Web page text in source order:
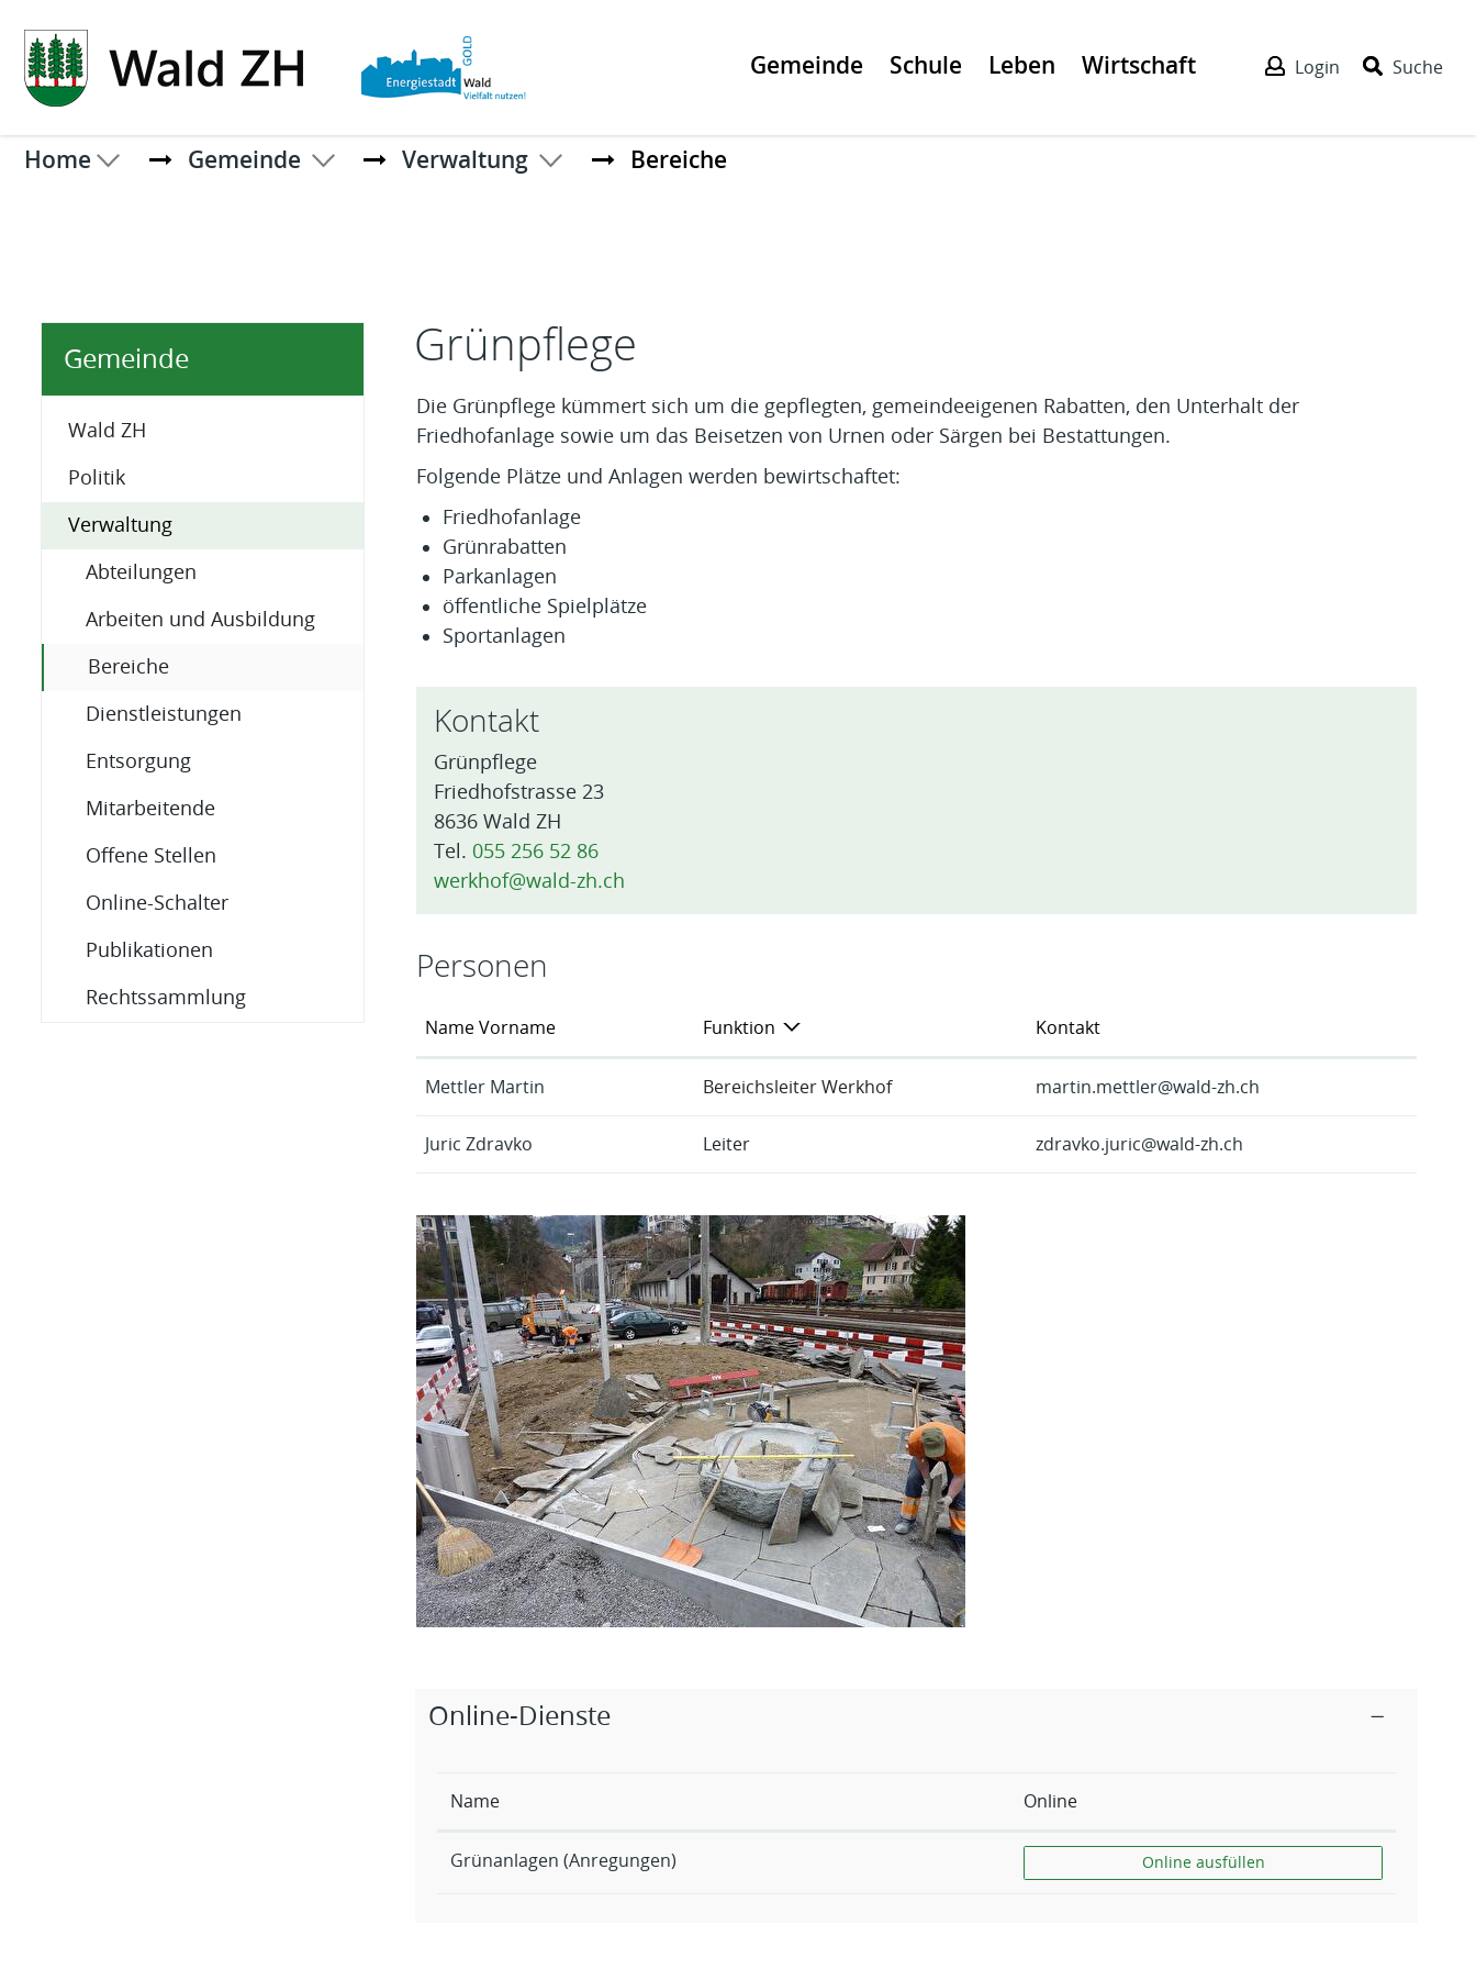
Kopfzeile
Gemeinde Schule Leben Wirtschaft Login Suche
Home Gemeinde Verwaltung Bereiche
Gemeinde
Wald ZH
Politik
Verwaltung
Abteilungen
Arbeiten und Ausbildung
Bereiche(ausgewählt)
Dienstleistungen
Entsorgung
Mitarbeitende
Offene Stellen
Online-Schalter
Publikationen
Rechtssammlung
Inhalt
Grünpflege
Die Grünpflege kümmert sich um die gepflegten, gemeindeeigenen Rabatten, den Unterhalt der
Friedhofanlage sowie um das Beisetzen von Urnen oder Särgen bei Bestattungen.
Folgende Plätze und Anlagen werden bewirtschaftet:
Friedhofanlage
Grünrabatten
Parkanlagen
öffentliche Spielplätze
Sportanlagen
Kontakt
Grünpflege
Friedhofstrasse 23
8636 Wald ZH
Tel. 055 256 52 86
werkhof@wald-zh.ch
Personen
Name Vorname Funktion Kontakt
Mettler Martin Bereichsleiter Werkhof martin.mettler@wald-zh.ch
Juric Zdravko Leiter zdravko.juric@wald-zh.ch
Zugehörige Objekte
Online-Dienste
Name Online
Grünanlagen (Anregungen) Grünanlagen (Anregungen)
Online ausfüllen